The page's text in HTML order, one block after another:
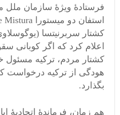
فرستادۀ ویژۀ سازمان ملل
اعلام کرد که اگر کوبانی
کشتار مردم، ترکیه مسئول
هودگی از ترکیه درخواست
بگذارد.
هم زمان، فرماندۀ اتحادیۀ